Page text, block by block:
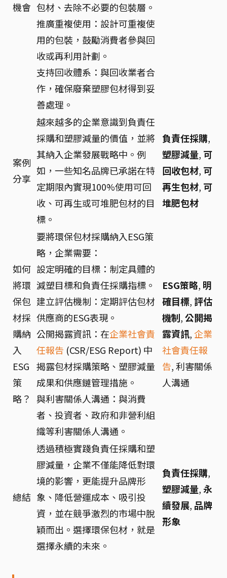
機會 包材、去除不必要的包裝層。
推廣重複使用：設計可重複使
用的包裝，鼓勵消費者參與回
收或再利用計劃。
支持回收體系：與回收業者合
作，確保廢棄塑膠包材得到妥
善處理。
案例
分享
越來越多的企業意識到負責任
採購和塑膠減量的價值，並將
其納入企業發展戰略中。例
如，一些知名品牌已承諾在特
定期限內實現100%使用可回
收、可再生或可堆肥包材的目
標。
負責任採購,
塑膠減量, 可
回收包材, 可
再生包材, 可
堆肥包材
如何
將環
保包
材採
購納
入
ESG
策
略？
要將環保包材採購納入ESG策
略，企業需要：
設定明確的目標：制定具體的
減塑目標和負責任採購指標。
建立評估機制：定期評估包材
供應商的ESG表現。
公開揭露資訊：在企業社會責
任報告 (CSR/ESG Report) 中
揭露包材採購策略、塑膠減量
成果和供應鏈管理措施。
與利害關係人溝通：與消費
者、投資者、政府和非營利組
織等利害關係人溝通。
ESG策略, 明
確目標, 評估
機制,公開揭
露資訊,企業
社會責任報
告, 利害關係
人溝通
總結
透過積極實踐負責任採購和塑
膠減量，企業不僅能降低對環
境的影響，更能提升品牌形
象、降低營運成本、吸引投
資，並在競爭激烈的市場中脫
穎而出。選擇環保包材，就是
選擇永續的未來。
負責任採購,
塑膠減量,永
續發展, 品牌
形象